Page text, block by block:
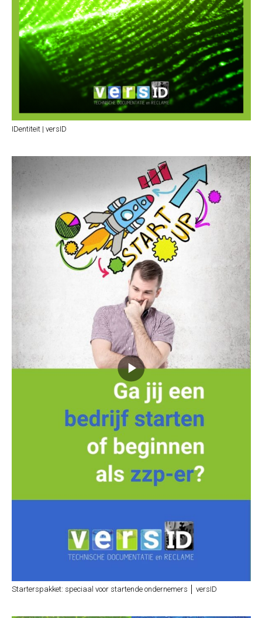
IDentiteit | versID
Starterspakket: speciaal voor startende ondernemers │ versID